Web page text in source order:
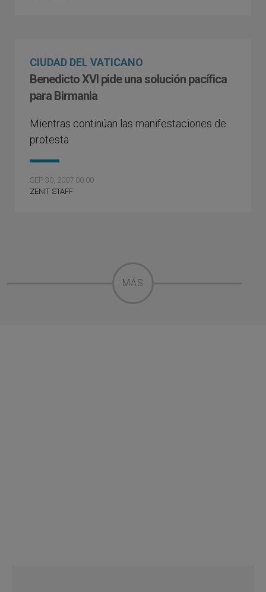
CIUDAD DEL VATICANO
Benedicto XVI pide una solución pacífica
para Birmania
Mientras continúan las manifestaciones de
protesta
SEP 30, 2007 00:00
ZENIT STAFF
MÁS